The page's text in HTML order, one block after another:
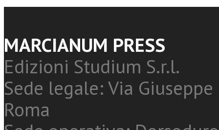
MARCIANUM PRESS
Edizioni Studium S.r.l.
Sede legale: Via
Roma